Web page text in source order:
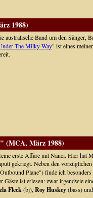
1988)
australische Band um den Sänger,
The Milky Way" ist eines
(MCA, März 1988)
erste Affäre mit Nanci. Hier hat
gekriegt. Neben den
Plane") finde ich
Gäste ist erlesen: zwar irgendwie
Fleck(bj), Roy Huskey(bass)